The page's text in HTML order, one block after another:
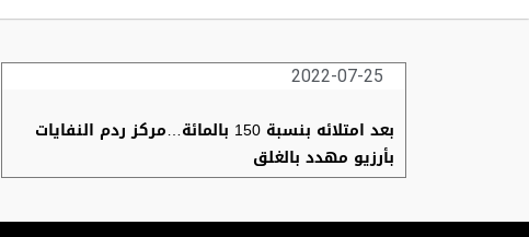
2022-07-25
بعد امتلائه بنسبة 150 بالمائة…مركز ردم النفايات
بأرزيو مهدد بالغلق